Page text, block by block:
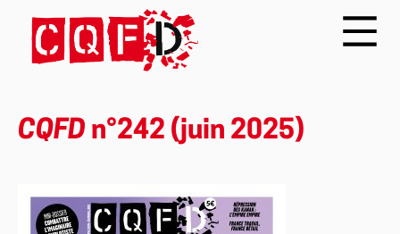
CQFD n°242 (juin 2025)